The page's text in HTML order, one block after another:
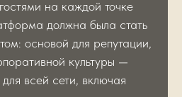
на каждой точке
должна была стать
основой для репутации,
культуры —
всей сети, включая